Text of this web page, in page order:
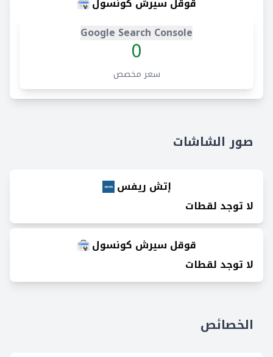
Google Search Console
0
سعر مخصص
صور الشاشات
إتش ريفس
لا توجد لقطات
قوقل سيرش كونسول
لا توجد لقطات
الخصائص